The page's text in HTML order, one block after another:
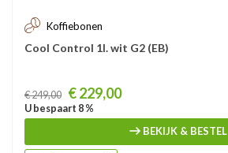
Koffiebonen
Cool Control 1l. wit G2 (EB)
Prijs
€ 249,00 € 229,00
U bespaart 8 %
BEKIJK & BESTEL